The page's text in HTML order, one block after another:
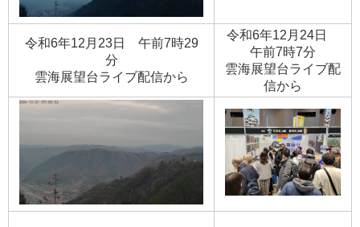
令和6年12月23日 午前7時29
分
​雲海展望台ライブ配信から
令和6年12月24日
午前7時7分
​雲海展望台ライブ配
信から